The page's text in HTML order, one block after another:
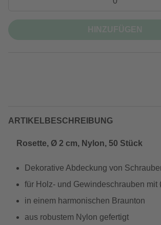
ARTIKELBESCHREIBUNG
Rosette, Ø 2 cm, Nylon, 50 Stück
Dekorative Abdeckung von
für Holz- und Gewindeschrauben mit
in einem harmonischen Braunton
aus robustem Nylon gefertigt